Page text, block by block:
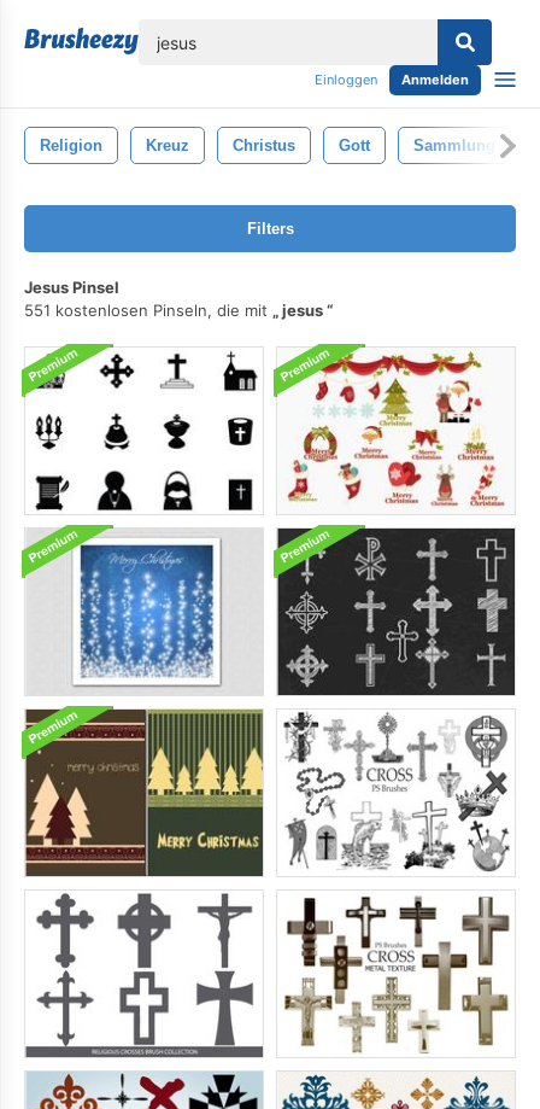
Einloggen Anmelden
Religion Kreuz Christus Gott Sammlung
Filters
Jesus Pinsel
551 kostenlosen Pinseln, die mit
jesus